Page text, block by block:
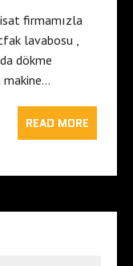
firmamızla
lavabosu ,
dökme
makine…
READ MORE